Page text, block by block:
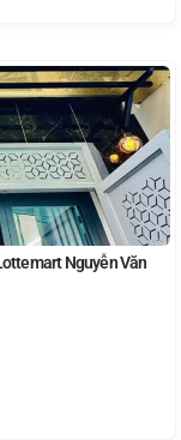
Nguyễn Văn